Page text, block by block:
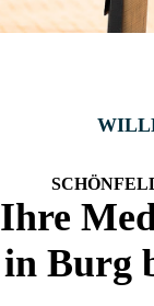
Ihre
in Burg